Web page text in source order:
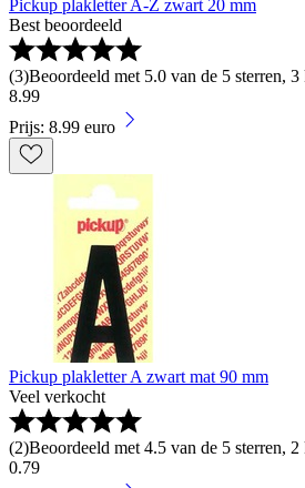
Pickup plakletter A-Z zwart 20 mm
Best beoordeeld
(3)Beoordeeld met 5.0 van de 5 sterren,
8.99
Prijs: 8.99 euro
Pickup plakletter A zwart mat 90 mm
Veel verkocht
(2)Beoordeeld met 4.5 van de 5 sterren,
0.79